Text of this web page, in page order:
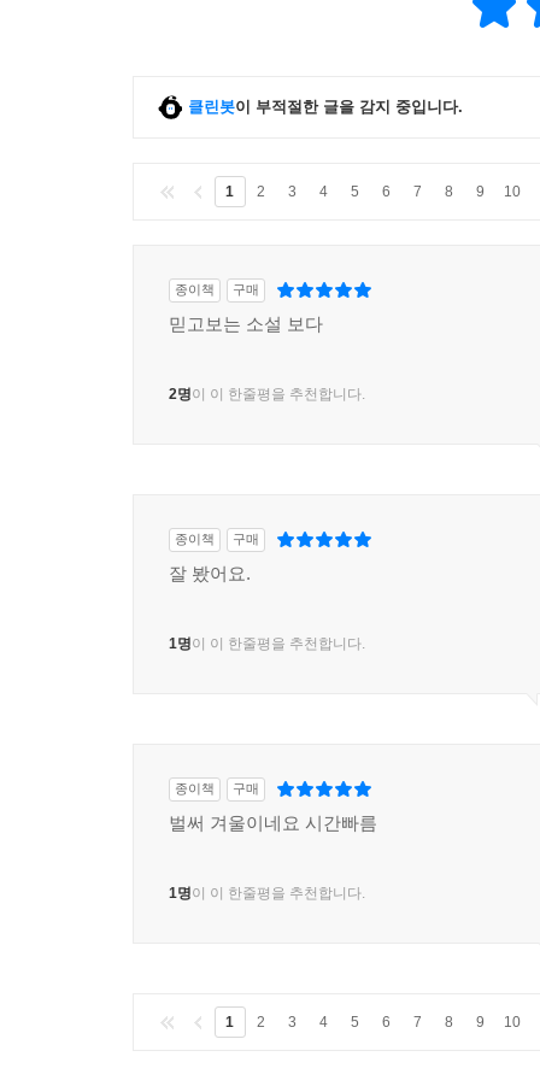
클린봇이 부적절한 글을 감지 중입니다.
1 2 3 4 5 6 7 8 9 10
종이책 구매
믿고보는 소설 보다
2명이 이 한줄평을 추천합니다.
종이책 구매
잘 봤어요.
1명이 이 한줄평을 추천합니다.
종이책 구매
벌써 겨울이네요 시간빠름
1명이 이 한줄평을 추천합니다.
1 2 3 4 5 6 7 8 9 10